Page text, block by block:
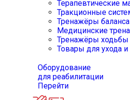
Терапевтические
Тракционные
Тренажёры баланса
Медицинские
Тренажёры ходьбы
Товары для ухода
Оборудование
для реабилитации
Перейти